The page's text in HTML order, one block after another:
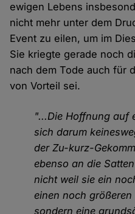
ewigen Lebens
nicht mehr unter dem
Event zu eilen, um im
Sie kriegte gerade noch
nach dem Tode auch für
von Vorteil sei.
"...Die Hoffnung auf
sich darum
der Zu-kurz-
ebenso an die
nicht weil sie ein
einen noch
sondern eine